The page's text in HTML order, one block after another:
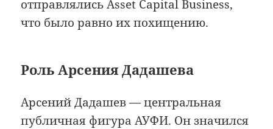
отправлялись Asset Capital Business,
что было равно их похищению.
Роль Арсения Дадашева
Арсений Дадашев — центральная
публичная фигура АУФИ. Он значился